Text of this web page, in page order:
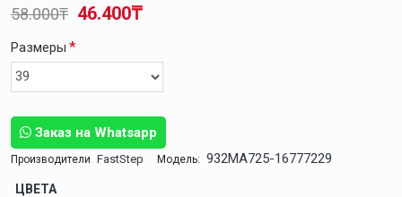
Заказ на Whatsapp
Производители FastStep Модель: 932MA725-16777229
46.400₸
58.000₸
Размеры
ЦВЕТА